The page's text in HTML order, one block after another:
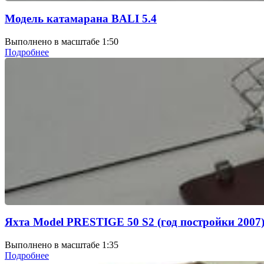
Модель катамарана BALI 5.4
Выполнено в масштабе 1:50
Подробнее
Яхта Model PRESTIGE 50 S2 (год постройки 2007)
Выполнено в масштабе 1:35
Подробнее